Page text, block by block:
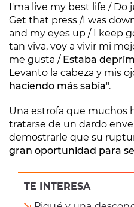
TE INTERESA
I'ma live my best life / Do
Get that press /I was
and my eyes up / I keep
tan viva, voy a vivir mi
me gusta / Estaba
Levanto la cabeza y mis
haciendo más sabia".
Una estrofa que muchos
tratarse de un dardo
demostrarle que su
gran oportunidad para